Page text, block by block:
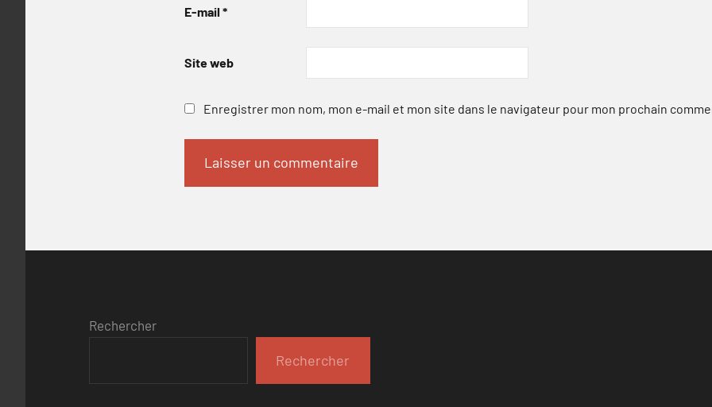
E-mail *
Site web
Enregistrer mon nom, mon e-mail et mon site dans le navigateur pour mon prochain
Rechercher
Rechercher